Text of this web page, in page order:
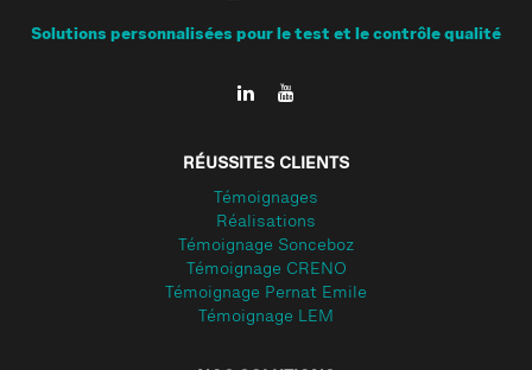
Solutions personnalisées pour le test et le contrôle qualité
RÉUSSITES CLIENTS
Témoignages
Réalisations
Témoignage Sonceboz
Témoignage CRENO
Témoignage Pernat Emile
Témoignage LEM